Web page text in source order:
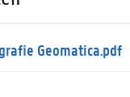
Geomatica.pdf